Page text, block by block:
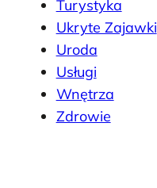
Turystyka
Ukryte Zajawki
Uroda
Usługi
Wnętrza
Zdrowie